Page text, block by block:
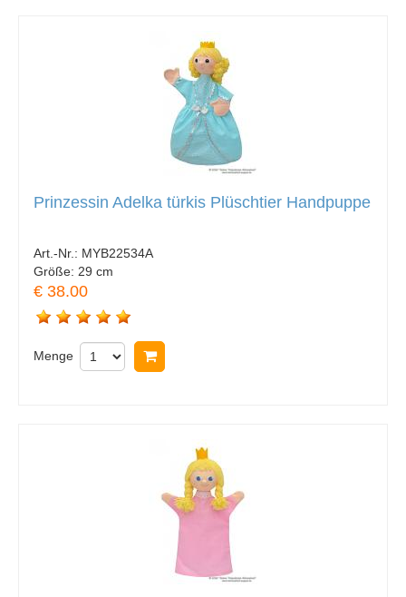
Prinzessin Adelka türkis Plüschtier Handpuppe
Art.-Nr.: MYB22534A
Größe: 29 cm
€ 38.00
Menge